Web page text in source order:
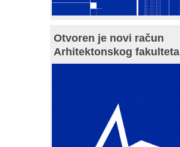
Otvoren je novi račun
Arhitektonskog fakulteta